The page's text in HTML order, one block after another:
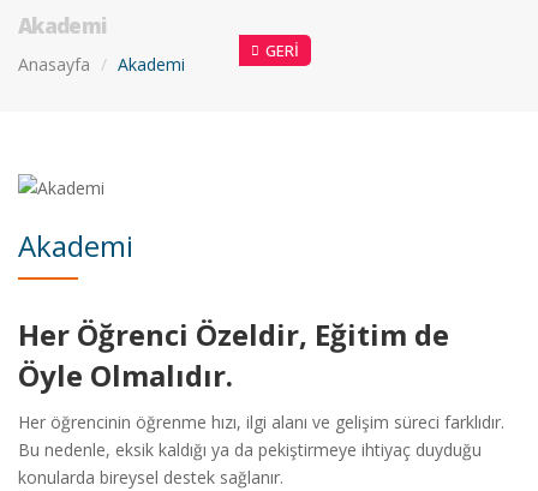
Akademi
Anasayfa Akademi
GERI
Akademi
Her Öğrenci Özeldir, Eğitim de
Öyle Olmalıdır.
Her öğrencinin öğrenme hızı, ilgi alanı ve gelişim süreci farklıdır.
Bu nedenle, eksik kaldığı ya da pekiştirmeye ihtiyaç duyduğu
konularda bireysel destek sağlanır.